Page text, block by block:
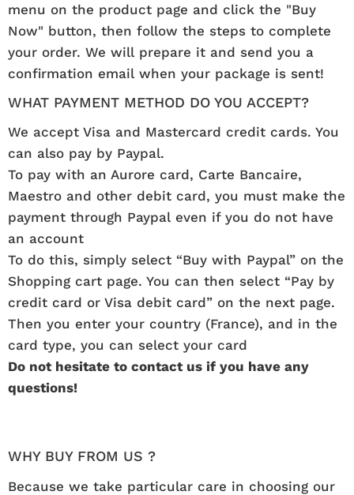
menu on the product page and click the "Buy
Now" button, then follow the steps to complete
your order. We will prepare it and send you a
confirmation email when your package is sent!
WHAT PAYMENT METHOD DO YOU ACCEPT?
We accept Visa and Mastercard credit cards. You
can also pay by Paypal.
To pay with an Aurore card, Carte Bancaire,
Maestro and other debit card, you must make the
payment through Paypal even if you do not have
an account
To do this, simply select “Buy with Paypal” on the
Shopping cart page. You can then select “Pay by
credit card or Visa debit card” on the next page.
Then you enter your country (France), and in the
card type, you can select your card
Do not hesitate to contact us if you have any
questions!
WHY BUY FROM US ?
Because we take particular care in choosing our